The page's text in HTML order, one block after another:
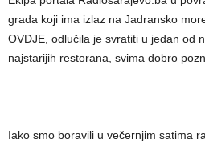
grada koji ima izlaz na Jadransko
OVDJE, odlučila je svratiti u jedan od
najstarijih restorana, svima dobro
Iako smo boravili u večernjim satima